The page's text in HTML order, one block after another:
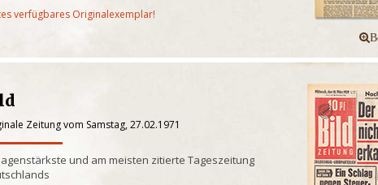
verfügbares Originalexemplar!
Zeitung vom Samstag, 27.02.1971
und am meisten zitierte Tageszeitung